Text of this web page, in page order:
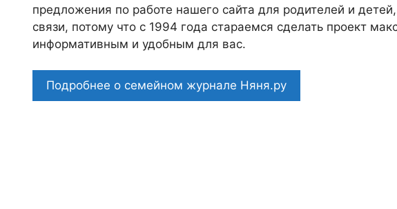
предложения по работе нашего сайта для родителей и
связи, потому что c 1994 года стараемся сделать проект
информативным и удобным для вас.
Подробнее о семейном журнале Няня.ру